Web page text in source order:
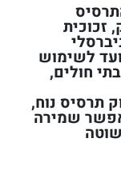
לשימוש
חולים,
מ"ל ובקבוק תרסיס נוח,
שמירה